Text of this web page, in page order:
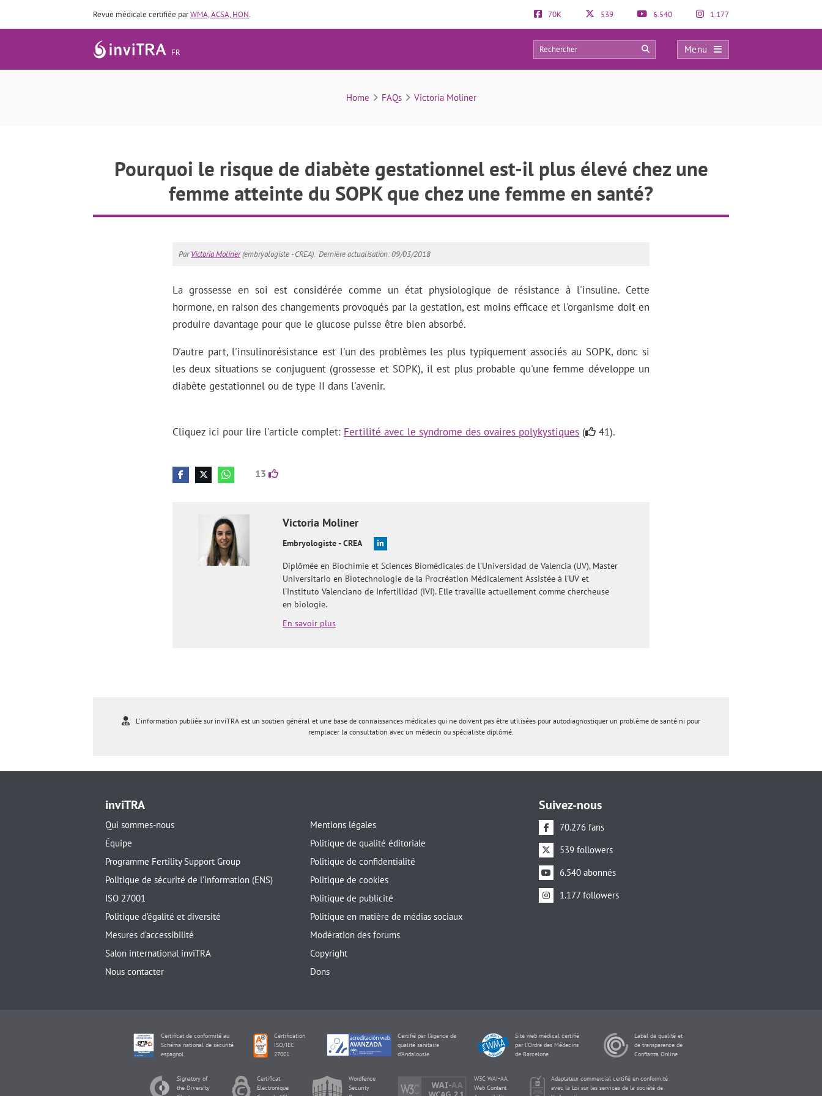
Revue médicale certifiée parWMA, ACSA, HON. 70K 539 6.540 1.177
FR
Menu
FAQs
21 0
Home FAQs Victoria Moliner
Pourquoi le risque de diabète gestationnel est-il plus élevé chez une
femme atteinte du SOPK que chez une femme en santé?
ParVictoria Moliner(embryologiste - CREA). Dernière actualisation: 09/03/2018
La grossesse en soi est considérée comme un état physiologique de résistance à l'insuline. Cette
hormone, en raison des changements provoqués par la gestation, est moins efficace et l'organisme doit en
produire davantage pour que le glucose puisse être bien absorbé.
D'autre part, l'insulinorésistance est l'un des problèmes les plus typiquement associés au SOPK, donc si
les deux situations se conjuguent (grossesse et SOPK), il est plus probable qu'une femme développe un
diabète gestationnel ou de type II dans l'avenir.
Cliquez ici pour lire l'article complet: Fertilité avec le syndrome des ovaires polykystiques ( 41).
13
Victoria Moliner
Embryologiste - CREA
Diplômée en Biochimie et Sciences Biomédicales de l'Universidad de Valencia (UV), Master
Universitario en Biotechnologie de la Procréation Médicalement Assistée à l'UV et
l'Instituto Valenciano de Infertilidad (IVI). Elle travaille actuellement comme chercheuse
en biologie.
En savoir plus
L'information publiée sur inviTRA est un soutien général et une base de connaissances médicales qui ne doivent pas être utilisées pour autodiagnostiquer un problème de santé ni pour
remplacer la consultation avec un médecin ou spécialiste diplômé.
inviTRA
Qui sommes-nous
Équipe
Programme Fertility Support Group
Politique de sécurité de l’information (ENS)
ISO 27001
Politique d’égalité et diversité
Mesures d’accessibilité
Salon international inviTRA
Nous contacter
Mentions légales
Politique de qualité éditoriale
Politique de confidentialité
Politique de cookies
Politique de publicité
Politique en matière de médias sociaux
Modération des forums
Copyright
Dons
Suivez-nous
70.276 fans
539 followers
6.540 abonnés
1.177 followers
Certificat de conformité au
Schéma national de sécurité
espagnol
Certification
ISO/IEC
27001
Certifié par l'agence de
qualité sanitaire
d'Andalousie
Site web médical certifié
par l'Ordre des Médecins
de Barcelone
Label de qualité et
de transparence de
Confianza Online
Signatory of
the Diversity
Certificat
Electronique
Wordfence
Security
W3C WAI-AA
Web Content
Adaptateur commercial certifié en conformité
avec la Loi sur les services de la société de